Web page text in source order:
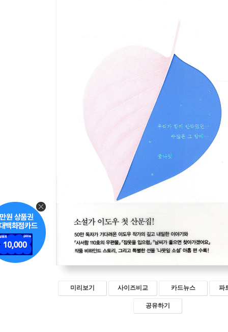
미리보기 사이즈비교 카드뉴스 파
공유하기